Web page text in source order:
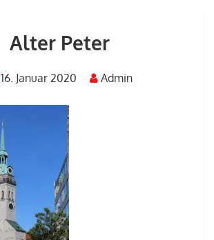
Alter Peter
16. Januar 2020 Admin